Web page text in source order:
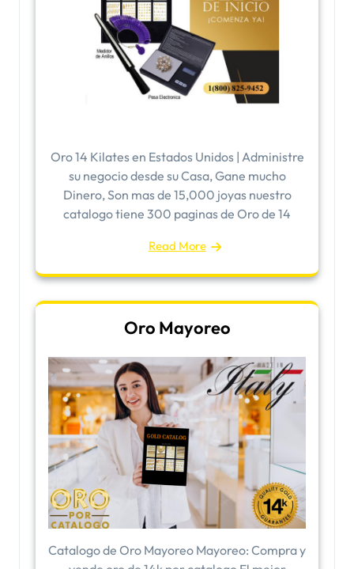
Oro 14 Kilates en Estados Unidos | Administre
su negocio desde su Casa, Gane mucho
Dinero, Son mas de 15,000 joyas nuestro
catalogo tiene 300 paginas de Oro de 14
Read More
Oro Mayoreo
​Catalogo de Oro Mayoreo Mayoreo: Compra y